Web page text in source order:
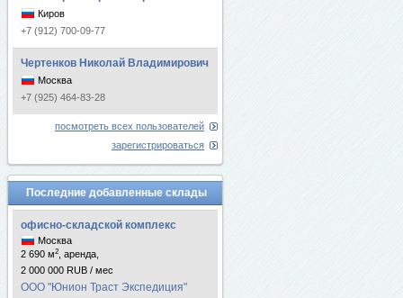
Киров
+7 (912) 700-09-77
Чертенков Николай Владимирович
Москва
+7 (925) 464-83-28
посмотреть всех пользователей
зарегистрироваться
Последние добавленные склады
офисно-складской комплекс
Москва
2 690 м2
, аренда,
2 000 000 RUB / мес
ООО "Юнион Траст Экспедиция"